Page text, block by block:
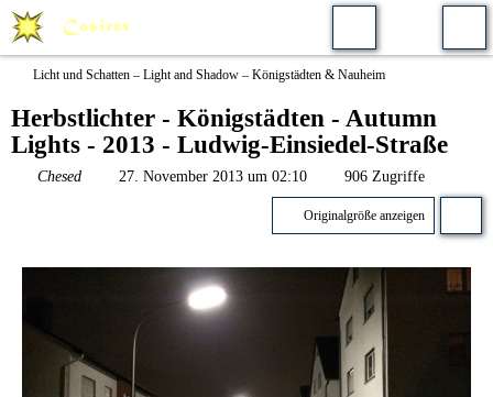
Licht und Schatten – Light and Shadow – Königstädten & Nauheim
Herbstlichter - Königstädten - Autumn
Lights - 2013 - Ludwig-Einsiedel-Straße
Chesed 27. November 2013 um 02:10 906 Zugriffe
Originalgröße anzeigen